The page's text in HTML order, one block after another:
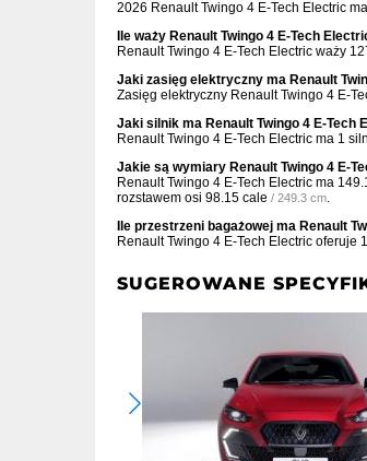
2026 Renault Twingo 4 E-Tech Electric
Ile waży Renault Twingo 4 E-Tech
Renault Twingo 4 E-Tech Electric waży
Jaki zasięg elektryczny ma Renault
Zasięg elektryczny Renault Twingo 4 E-
Jaki silnik ma Renault Twingo 4 E-Tech
Renault Twingo 4 E-Tech Electric ma 1
Jakie są wymiary Renault Twingo 4 E-
Renault Twingo 4 E-Tech Electric ma
rozstawem osi 98.15 cale / 249.3 cm.
Ile przestrzeni bagażowej ma Renault
Renault Twingo 4 E-Tech Electric oferuje
SUGEROWANE